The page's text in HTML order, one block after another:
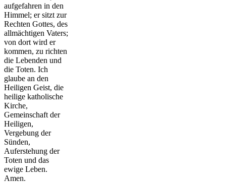
aufgefahren in den
Himmel; er sitzt zur
Rechten Gottes, des
allmächtigen Vaters;
von dort wird er
kommen, zu richten
die Lebenden und
die Toten. Ich
glaube an den
Heiligen Geist, die
heilige katholische
Kirche,
Gemeinschaft der
Heiligen,
Vergebung der
Sünden,
Auferstehung der
Toten und das
ewige Leben.
Amen.